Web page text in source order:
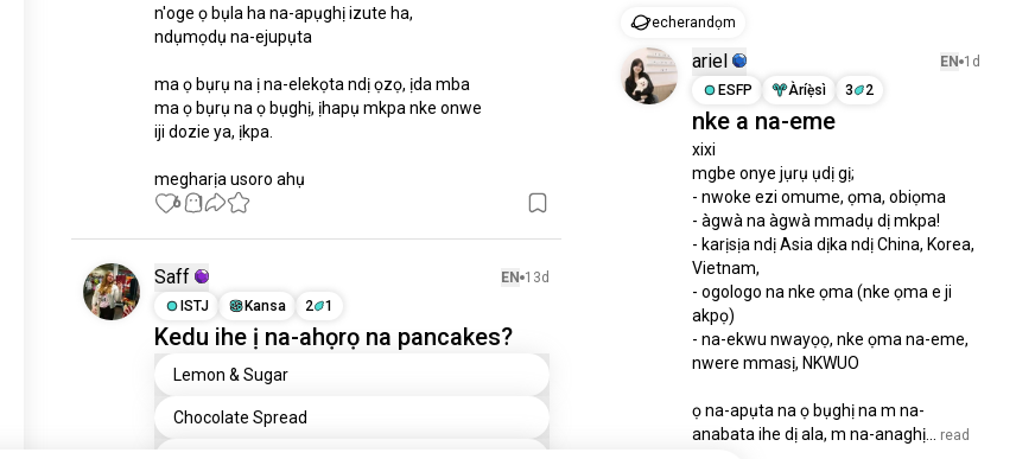
n'oge ọ bụla ha na-apụghị izute ha,
ndụmọdụ na-ejupụta
ma ọ bụrụ na ị na-elekọta ndị ọzọ, ịda mba
ma ọ bụrụ na ọ bụghị, ịhapụ mkpa nke onwe
iji dozie ya, ịkpa.
megharịa usoro ahụ
6 1
Saff EN 13d
ISTJ
Kansa 2 1
Kedu ihe ị na-ahọrọ na pancakes?
Lemon & Sugar
Chocolate Spread
echerandọm
ariel EN 1d
ESFP
Àríẹ̀sì 3 2
nke a na-eme
xixi
mgbe onye jụrụ ụdị gị;
- nwoke ezi omume, ọma, obiọma
- àgwà na àgwà mmadụ dị mkpa!
- karịsịa ndị Asia dịka ndị China, Korea,
Vietnam,
- ogologo na nke ọma (nke ọma e ji
akpọ)
- na-ekwu nwayọọ, nke ọma na-eme,
nwere mmasị, NKWUO
ọ na-apụta na ọ bụghị na m na-
anabata ihe dị ala, m na-anaghị...
read